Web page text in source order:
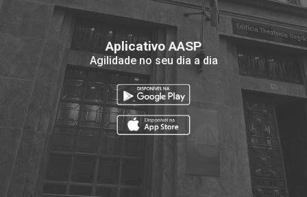
Aplicativo AASP
Agilidade no seu dia a dia